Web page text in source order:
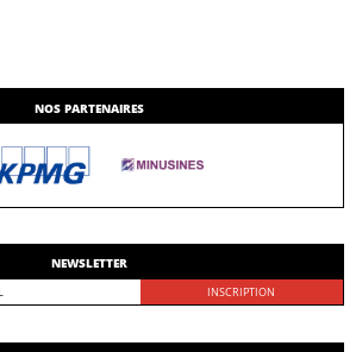
NOS PARTENAIRES
NEWSLETTER